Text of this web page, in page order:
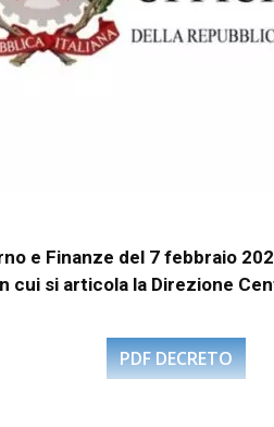
e Finanze del 7 febbraio
cui si articola la Direzione
PDF DECRETO